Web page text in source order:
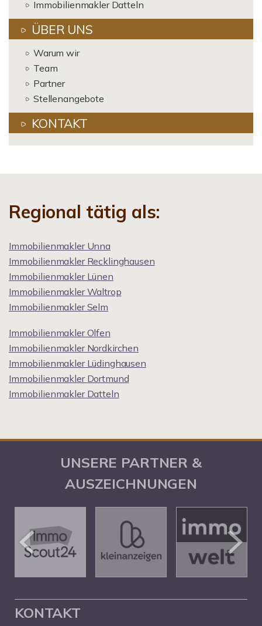
Immobilienmakler Datteln
ÜBER UNS
Warum wir
Team
Partner
Stellenangebote
KONTAKT
Regional tätig als:
Immobilienmakler Unna
Immobilienmakler Recklinghausen
Immobilienmakler Lünen
Immobilienmakler Waltrop
Immobilienmakler Selm
Immobilienmakler Olfen
Immobilienmakler Nordkirchen
Immobilienmakler Lüdinghausen
Immobilienmakler Dortmund
Immobilienmakler Datteln
UNSERE PARTNER &
AUSZEICHNUNGEN
KONTAKT